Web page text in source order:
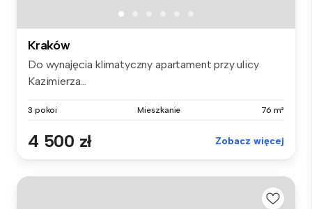
Kraków
Do wynajęcia klimatyczny apartament przy ulicy
Kazimierza...
3 pokoi Mieszkanie 76 m²
4 500 zł Zobacz więcej